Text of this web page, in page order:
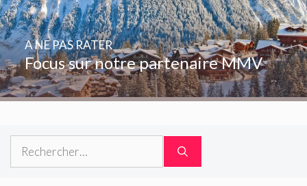
Focus sur notre partenaire MMV
A NE PAS RATER